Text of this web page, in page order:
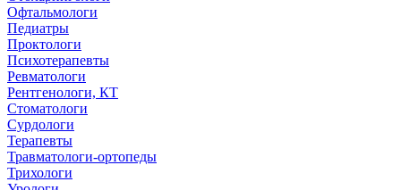
Офтальмологи
Педиатры
Проктологи
Психотерапевты
Ревматологи
Рентгенологи, КТ
Стоматологи
Сурдологи
Терапевты
Травматологи-ортопеды
Трихологи